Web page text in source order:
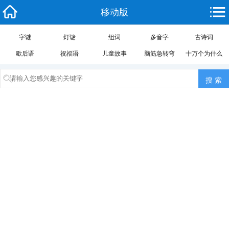
移动版
字谜 灯谜 组词 多音字 古诗词
歇后语 祝福语 儿童故事 脑筋急转弯 十万个为什么